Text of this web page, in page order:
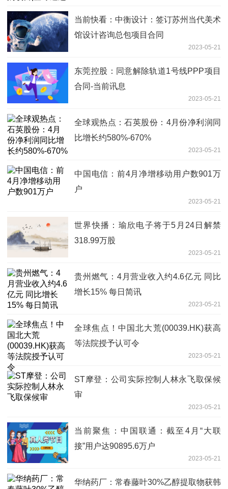
当前快看：中衡设计：签订苏州当代美术
馆设计咨询总包项目合同
2023-05-21
东莞控股：同意解除轨道1号线PPP项目
合同-当前讯息
2023-05-21
全球观热点：石英股份：4月份净利润同
比增长约580%-670%
2023-05-21
中国电信：前4月净增移动用户数901万
户
2023-05-21
世界快播：瑜欣电子将于5月24日解禁
318.99万股
2023-05-21
贵州燃气：4月营业收入约4.6亿元 同比
增长15% 每日简讯
2023-05-21
全球焦点！中国北大荒(00039.HK)获高
等法院授予认可令
2023-05-21
ST摩登：公司实际控制人林永飞取保候
审
2023-05-21
当前聚焦：中国联通：截至4月“大联
接”用户达90895.6万户
2023-05-21
华纳药厂：常春藤叶30%乙醇提取物获韩